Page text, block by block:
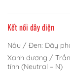
Kết nối dây điện
Nâu / Đen: Dây
Xanh dương /
tính (Neutral – N)